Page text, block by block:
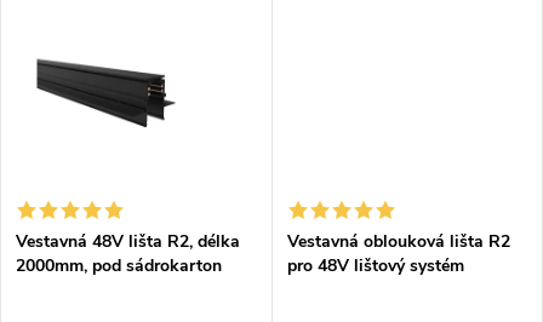
ů
Vestavná 48V lišta R2, délka
2000mm, pod sádrokarton
Vestavná oblouková lišta R2
pro 48V lištový systém